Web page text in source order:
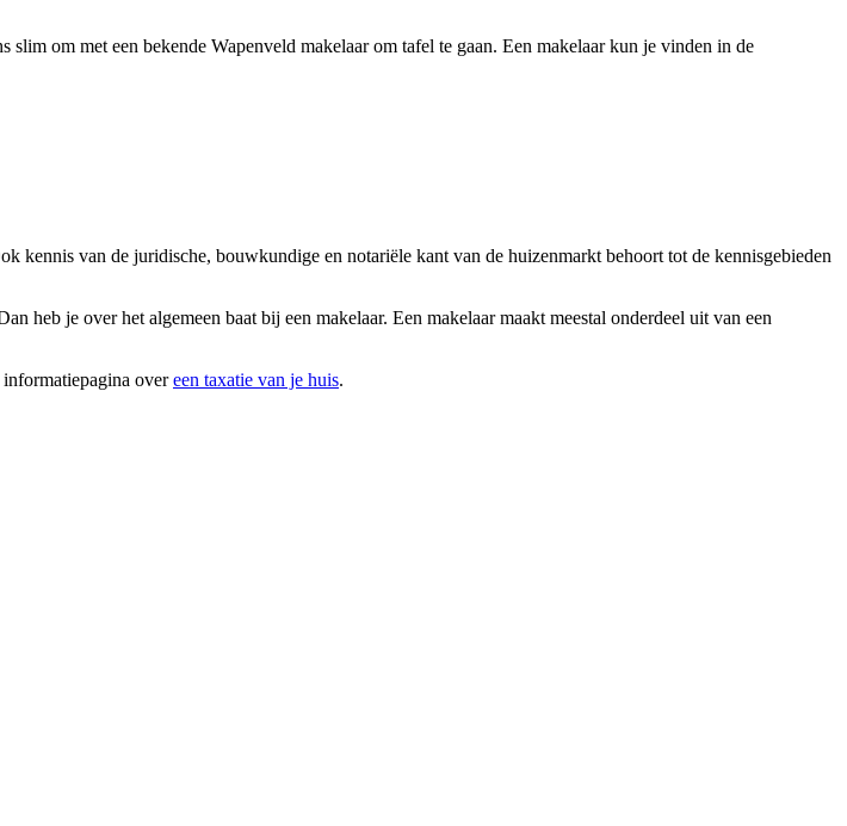
om met een bekende Wapenveld makelaar om tafel te gaan. Een makelaar kun je vinden in de
kennis van de juridische, bouwkundige en notariële kant van de huizenmarkt behoort tot de kennisgebieden
heb je over het algemeen baat bij een makelaar. Een makelaar maakt meestal onderdeel uit van een
informatiepagina overeen taxatie van je huis.